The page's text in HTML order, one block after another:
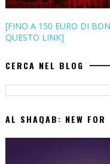
[FINO A 150 EURO DI
QUESTO LINK]
CERCA NEL BLOG
AL SHAQAB: NEW